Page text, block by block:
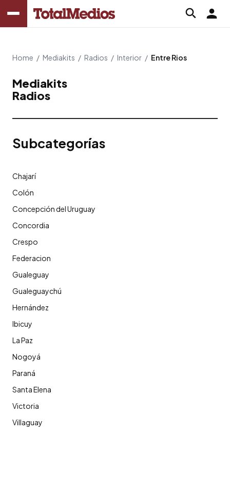
Home / Mediakits / Radios / Interior / Entre Rios
Mediakits
Radios
Subcategorías
Chajarí
Colón
Concepción del Uruguay
Concordia
Crespo
Federacion
Gualeguay
Gualeguaychú
Hernández
Ibicuy
La Paz
Nogoyá
Paraná
Santa Elena
Victoria
Villaguay